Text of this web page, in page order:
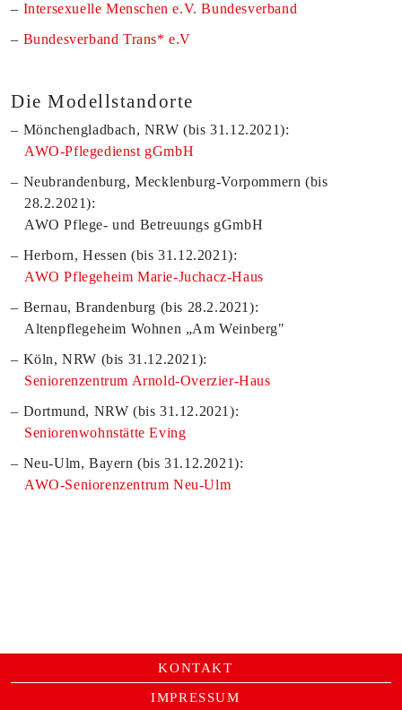
Intersexuelle Menschen e.V. Bundesverband
Bundesverband Trans* e.V
Die Modellstandorte
Mönchengladbach, NRW (bis 31.12.2021):
AWO-Pflegedienst gGmbH
Neubrandenburg, Mecklenburg-Vorpommern (bis
28.2.2021):
AWO Pflege- und Betreuungs gGmbH
Herborn, Hessen (bis 31.12.2021):
AWO Pflegeheim Marie-Juchacz-Haus
Bernau, Brandenburg (bis 28.2.2021):
Altenpflegeheim Wohnen „Am Weinberg"
Köln, NRW (bis 31.12.2021):
Seniorenzentrum Arnold-Overzier-Haus
Dortmund, NRW (bis 31.12.2021):
Seniorenwohnstätte Eving
Neu-Ulm, Bayern (bis 31.12.2021):
AWO-Seniorenzentrum Neu-Ulm
KONTAKT
IMPRESSUM